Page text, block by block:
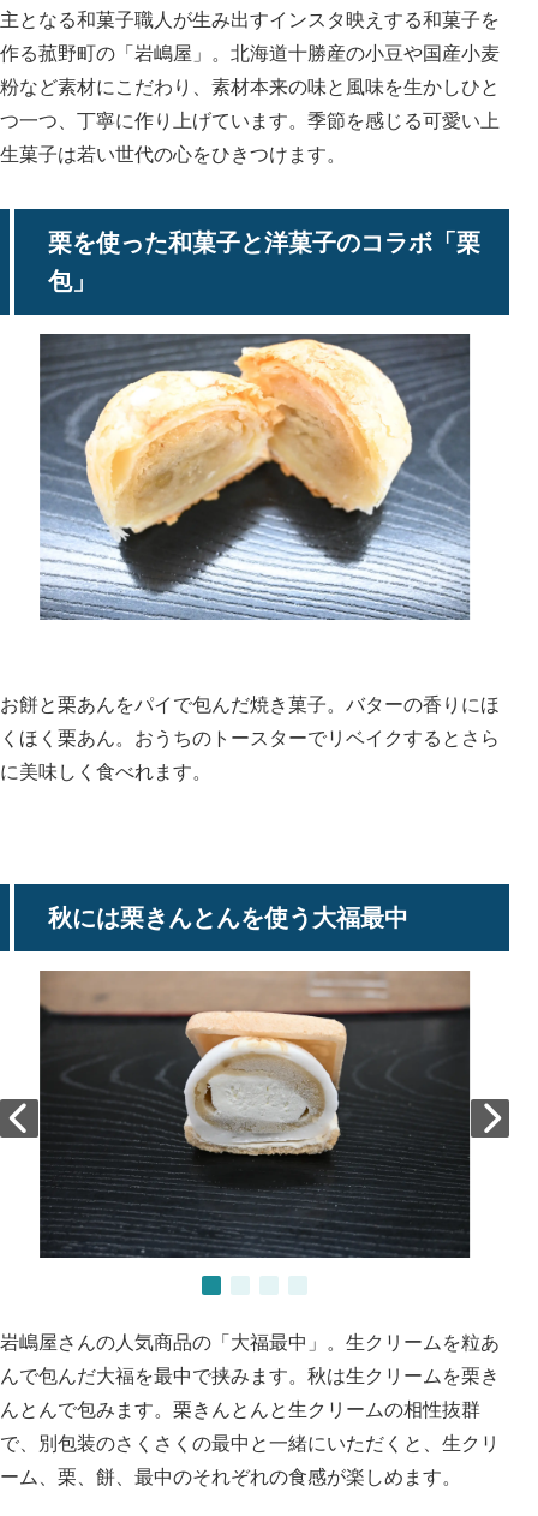
主となる和菓子職人が生み出すインスタ映えする和菓子を
作る菰野町の「岩嶋屋」。北海道十勝産の小豆や国産小麦
粉など素材にこだわり、素材本来の味と風味を生かしひと
つ一つ、丁寧に作り上げています。季節を感じる可愛い上
生菓子は若い世代の心をひきつけます。
栗を使った和菓子と洋菓子のコラボ「栗
包」
お餅と栗あんをパイで包んだ焼き菓子。バターの香りにほ
くほく栗あん。おうちのトースターでリベイクするとさら
に美味しく食べれます。
秋には栗きんとんを使う大福最中
岩嶋屋さんの人気商品の「大福最中」。生クリームを粒あ
んで包んだ大福を最中で挟みます。秋は生クリームを栗き
んとんで包みます。栗きんとんと生クリームの相性抜群
で、別包装のさくさくの最中と一緒にいただくと、生クリ
ーム、栗、餅、最中のそれぞれの食感が楽しめます。